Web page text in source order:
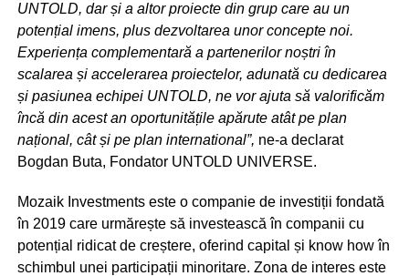
UNTOLD, dar și a altor proiecte din grup care au un
potențial imens, plus dezvoltarea unor concepte noi.
Experiența complementară a partenerilor noștri în
scalarea și accelerarea proiectelor, adunată cu dedicarea
și pasiunea echipei UNTOLD, ne vor ajuta să valorificăm
încă din acest an oportunitățile apărute atât pe plan
național, cât și pe plan international”, ne-a declarat
Bogdan Buta, Fondator UNTOLD UNIVERSE.
Mozaik Investments este o companie de investiții fondată
în 2019 care urmărește să investească în companii cu
potențial ridicat de creștere, oferind capital și know how în
schimbul unei participații minoritare. Zona de interes este